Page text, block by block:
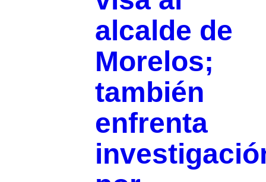
alcalde de
Morelos;
también
enfrenta